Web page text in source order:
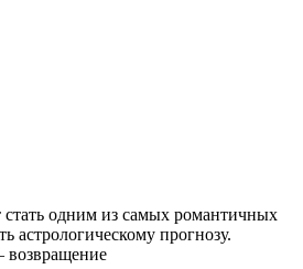
стать одним из самых романтичных
астрологическому прогнозу.
возвращение